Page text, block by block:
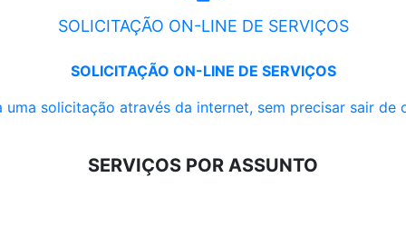
SOLICITAÇÃO ON-LINE DE SERVIÇOS
SOLICITAÇÃO ON-LINE DE SERVIÇOS
uma solicitação através da internet, sem precisar sair de
SERVIÇOS POR ASSUNTO